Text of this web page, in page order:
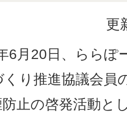
更
6月20日、ららぽ
り推進協議会員
防止の啓発活動と